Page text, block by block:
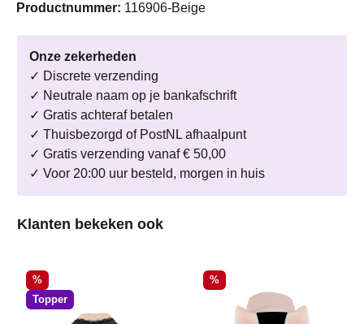
Productnummer: 116906-Beige
Onze zekerheden
✓ Discrete verzending
✓ Neutrale naam op je bankafschrift
✓ Gratis achteraf betalen
✓ Thuisbezorgd of PostNL afhaalpunt
✓ Gratis verzending vanaf € 50,00
✓ Voor 20:00 uur besteld, morgen in huis
Productgalerij overslaan
Klanten bekeken ook
Korting
%
Topper
Korting
%